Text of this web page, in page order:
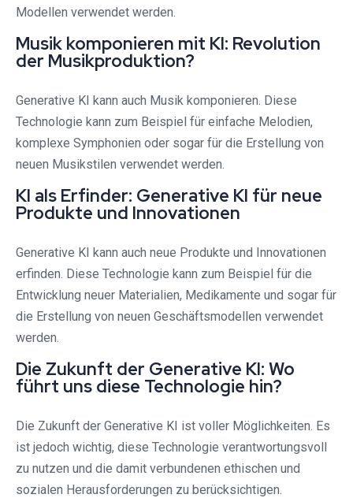
Modellen verwendet werden.
Musik komponieren mit KI: Revolution
der Musikproduktion?
Generative KI kann auch Musik komponieren. Diese
Technologie kann zum Beispiel für einfache Melodien,
komplexe Symphonien oder sogar für die Erstellung von
neuen Musikstilen verwendet werden.
KI als Erfinder: Generative KI für neue
Produkte und Innovationen
Generative KI kann auch neue Produkte und Innovationen
erfinden. Diese Technologie kann zum Beispiel für die
Entwicklung neuer Materialien, Medikamente und sogar für
die Erstellung von neuen Geschäftsmodellen verwendet
werden.
Die Zukunft der Generative KI: Wo
führt uns diese Technologie hin?
Die Zukunft der Generative KI ist voller Möglichkeiten. Es
ist jedoch wichtig, diese Technologie verantwortungsvoll
zu nutzen und die damit verbundenen ethischen und
sozialen Herausforderungen zu berücksichtigen.